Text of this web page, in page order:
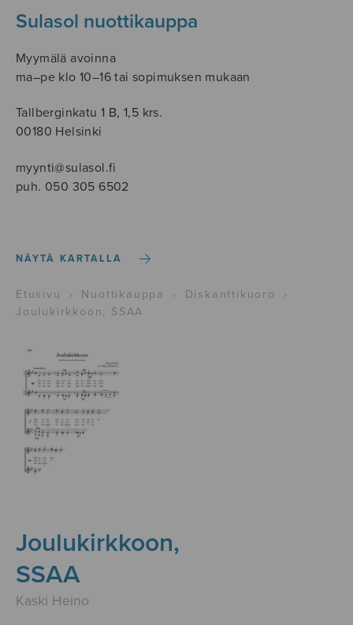
Sulasol nuottikauppa
Myymälä avoinna
ma–pe klo 10–16 tai sopimuksen mukaan
Tallberginkatu 1 B, 1,5 krs.
00180 Helsinki
myynti@sulasol.fi
puh. 050 305 6502
NÄYTÄ KARTALLA
Etusivu › Nuottikauppa › Diskanttikuoro
›
Joulukirkkoon, SSAA
Joulukirkkoon,
SSAA
Kaski Heino